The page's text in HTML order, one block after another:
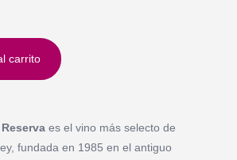
carrito
es el vino más selecto de
fundada en 1985 en el antiguo